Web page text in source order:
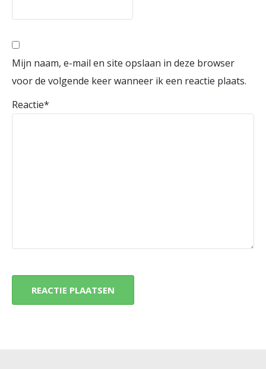
Mijn naam, e-mail en site opslaan in deze browser
voor de volgende keer wanneer ik een reactie plaats.
Reactie*